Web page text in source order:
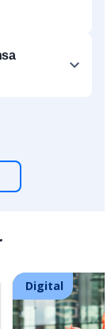
Digital